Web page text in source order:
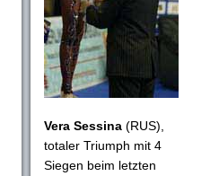
Vera Sessina (RUS),
totaler Triumph mit 4
Siegen beim letzten